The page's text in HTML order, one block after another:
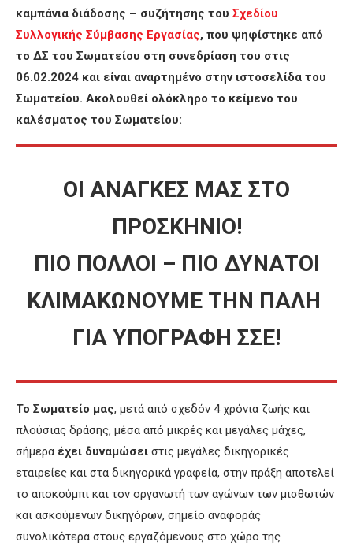
καμπάνια διάδοσης – συζήτησης του Σχεδίου
Συλλογικής Σύμβασης Εργασίας, που ψηφίστηκε από
το ΔΣ του Σωματείου στη συνεδρίαση του στις
06.02.2024 και είναι αναρτημένο στην ιστοσελίδα του
Σωματείου. Ακολουθεί ολόκληρο το κείμενο του
καλέσματος του Σωματείου:
ΟΙ ΑΝΑΓΚΕΣ ΜΑΣ ΣΤΟ
ΠΡΟΣΚΗΝΙΟ!
ΠΙΟ ΠΟΛΛΟΙ – ΠΙΟ ΔΥΝΑΤΟΙ
ΚΛΙΜΑΚΩΝΟΥΜΕ ΤΗΝ ΠΑΛΗ
ΓΙΑ ΥΠΟΓΡΑΦΗ ΣΣΕ!
Το Σωματείο μας, μετά από σχεδόν 4 χρόνια ζωής και
πλούσιας δράσης, μέσα από μικρές και μεγάλες μάχες,
σήμερα έχει δυναμώσει στις μεγάλες δικηγορικές
εταιρείες και στα δικηγορικά γραφεία, στην πράξη αποτελεί
το αποκούμπι και τον οργανωτή των αγώνων των μισθωτών
και ασκούμενων δικηγόρων, σημείο αναφοράς
συνολικότερα στους εργαζόμενους στο χώρο της